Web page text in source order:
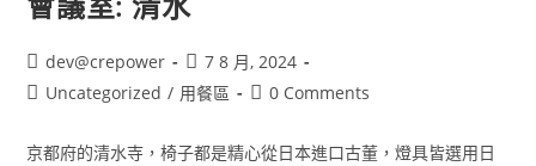
dev@crepower
7 8 月, 2024
Uncategorized / 用餐區 0 Comments
京都府的清水寺，椅子都是精心從日本進口古董，燈具皆選用日